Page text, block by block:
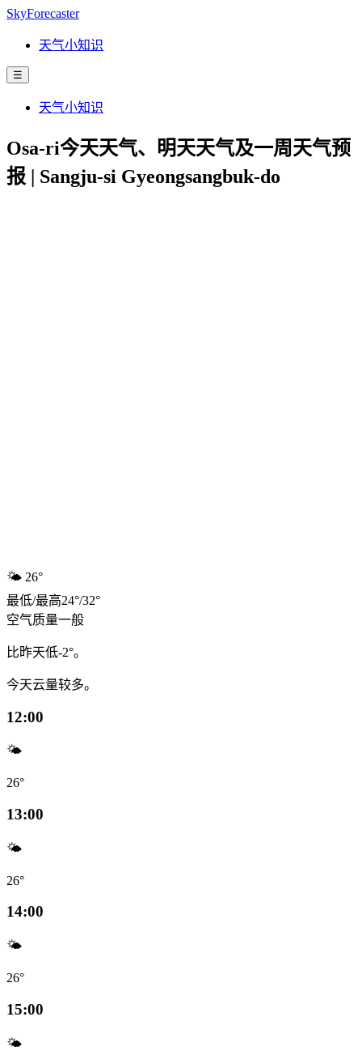
SkyForecaster
天气小知识
☰
天气小知识
Osa-ri今天天气、明天天气及一周天气预
报 | Sangju-si Gyeongsangbuk-do
🌤️ 26°
最低/最高24°/32°
空气质量一般
比昨天低-2°。
今天云量较多。
12:00
🌤️
26°
13:00
🌤️
26°
14:00
🌤️
26°
15:00
🌤️